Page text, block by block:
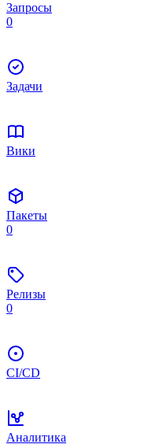
Запросы
0
Задачи
Вики
Пакеты
0
Релизы
0
CI/CD
Аналитика